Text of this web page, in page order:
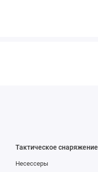
Тактическое снаряжение
Несессеры